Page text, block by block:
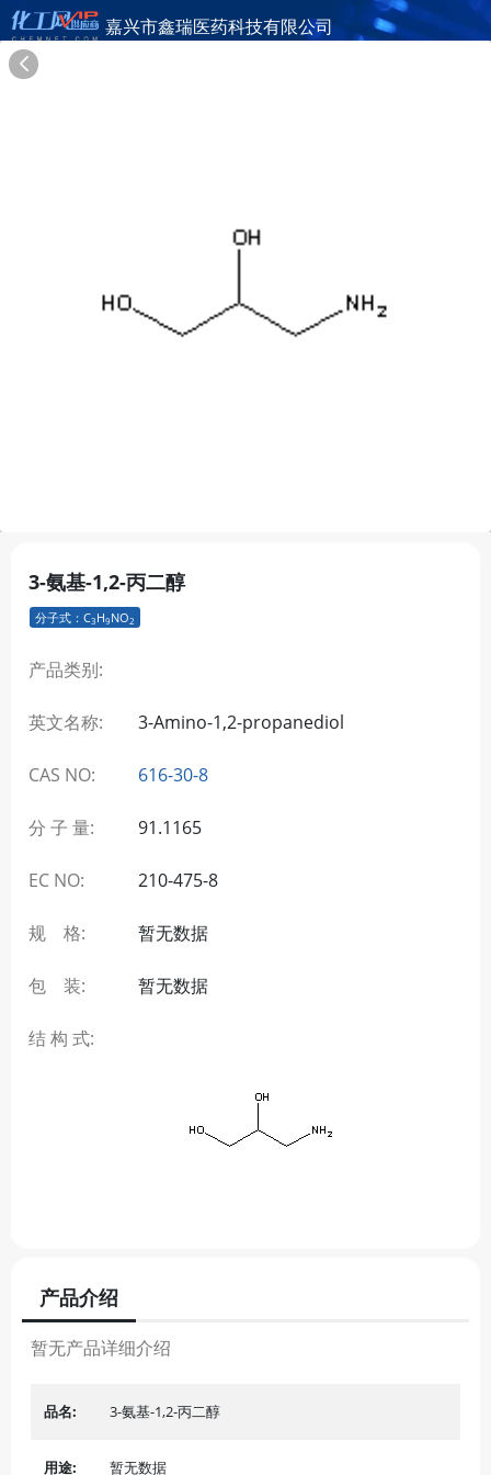
嘉兴市鑫瑞医药科技有限公司
JIAXING XINRUI PHARMACEUTICAL TECHNOLOGY CO., LTD
在线询盘
3-氨基-1,2-丙二醇
分子式：C3H9NO2
产品类别:
英文名称: 3-Amino-1,2-propanediol
CAS NO: 616-30-8
分 子 量: 91.1165
EC NO: 210-475-8
规 格: 暂无数据
包 装: 暂无数据
结 构 式:
产品介绍
暂无产品详细介绍
品名: 3-氨基-1,2-丙二醇
用途: 暂无数据